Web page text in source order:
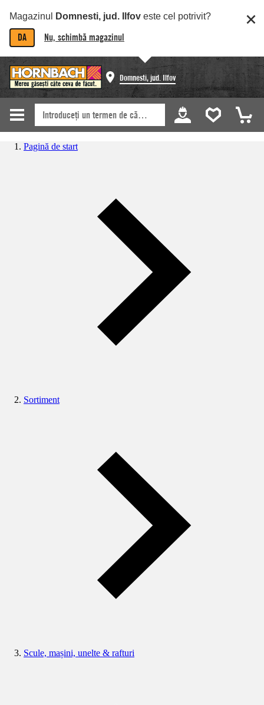
Magazinul Domnesti, jud. Ilfov este cel potrivit?
DA Nu, schimbă magazinul
Domnesti, jud. Ilfov
Pagină de start
Sortiment
Scule, mașini, unelte & rafturi